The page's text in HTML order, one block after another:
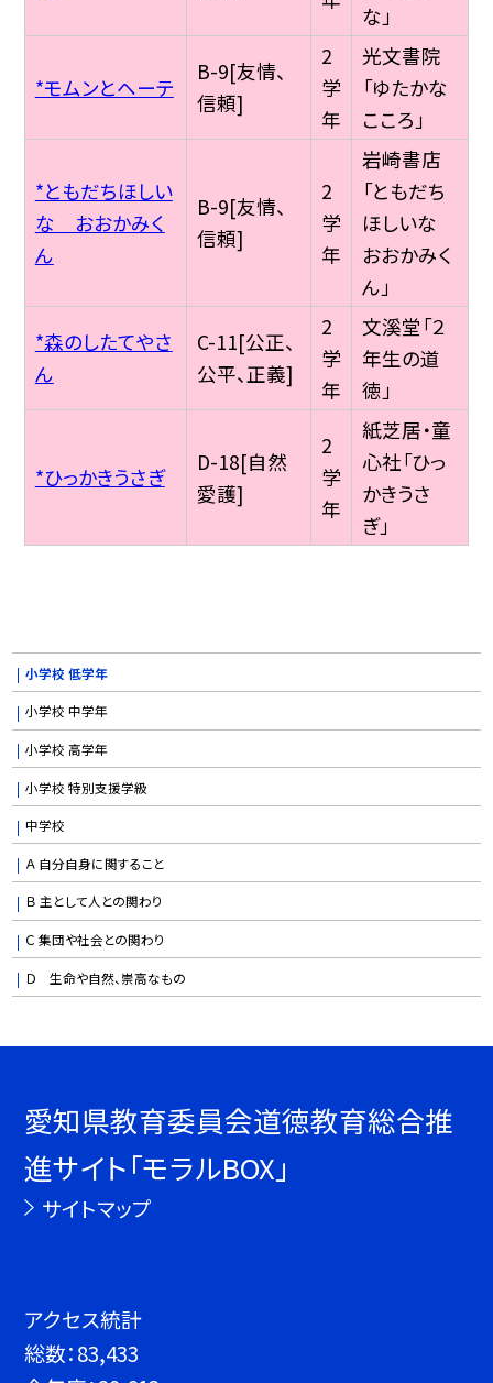
な」
*モムンとヘーテ
B-9[友情、
信頼]
2
学
年
光文書院
「ゆたかな
こころ」
*ともだちほしい
な おおかみく
ん
B-9[友情、
信頼]
2
学
年
岩崎書店
「ともだち
ほしいな
おおかみく
ん」
*森のしたてやさ
ん
C-11[公正、
公平、正義]
2
学
年
文溪堂「２
年生の道
徳」
*ひっかきうさぎ
D-18[自然
愛護]
2
学
年
紙芝居・童
心社「ひっ
かきうさ
ぎ」
小学校 低学年
小学校 中学年
小学校 高学年
小学校 特別支援学級
中学校
Ａ 自分自身に関すること
Ｂ 主として人との関わり
Ｃ 集団や社会との関わり
Ｄ 生命や自然、崇高なもの
愛知県教育委員会道徳教育総合推
進サイト「モラルBOX」
サイトマップ
アクセス統計
総数：83,433